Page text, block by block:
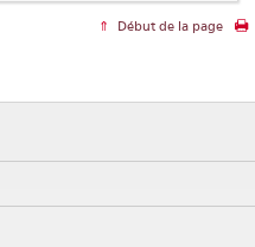
Début de la page